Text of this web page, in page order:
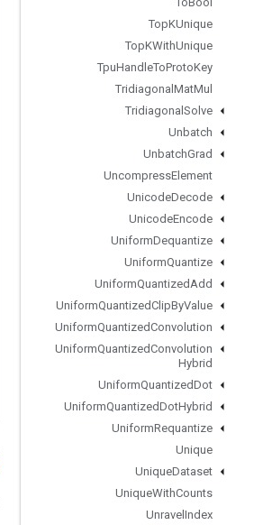
TopKUnique
TopKWithUnique
TpuHandleToProtoKey
Tridiagonal MatMul
Tridiagonal Solve
Unbatch
UnbatchGrad
UncompressElement
UnicodeDecode
UnicodeEncode
UniformDequantize
UniformQuantize
UniformQuantizedAdd
UniformQuantizedClipByValue
UniformQuantizedConvolution
UniformQuantizedConvolution
Hybrid
UniformQuantizedDot
UniformQuantizedDotHybrid
UniformRequantize
Unique
UniqueDataset
UniqueWithCounts
Unravel Index